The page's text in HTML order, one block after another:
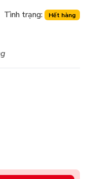
Tình trạng: Hết hàng